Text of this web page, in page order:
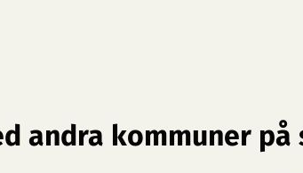
andra kommuner på